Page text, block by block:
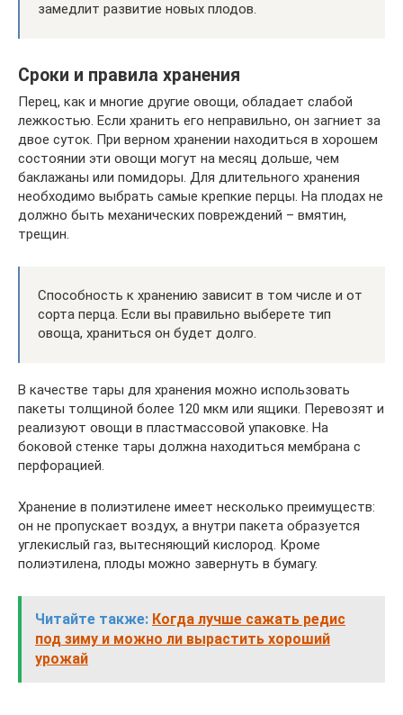
замедлит развитие новых плодов.
Сроки и правила хранения
Перец, как и многие другие овощи, обладает слабой
лежкостью. Если хранить его неправильно, он загниет за
двое суток. При верном хранении находиться в хорошем
состоянии эти овощи могут на месяц дольше, чем
баклажаны или помидоры. Для длительного хранения
необходимо выбрать самые крепкие перцы. На плодах не
должно быть механических повреждений – вмятин,
трещин.
Способность к хранению зависит в том числе и от
сорта перца. Если вы правильно выберете тип
овоща, храниться он будет долго.
В качестве тары для хранения можно использовать
пакеты толщиной более 120 мкм или ящики. Перевозят и
реализуют овощи в пластмассовой упаковке. На
боковой стенке тары должна находиться мембрана с
перфорацией.
Хранение в полиэтилене имеет несколько преимуществ:
он не пропускает воздух, а внутри пакета образуется
углекислый газ, вытесняющий кислород. Кроме
полиэтилена, плоды можно завернуть в бумагу.
Читайте также: Когда лучше сажать редис
под зиму и можно ли вырастить хороший
урожай